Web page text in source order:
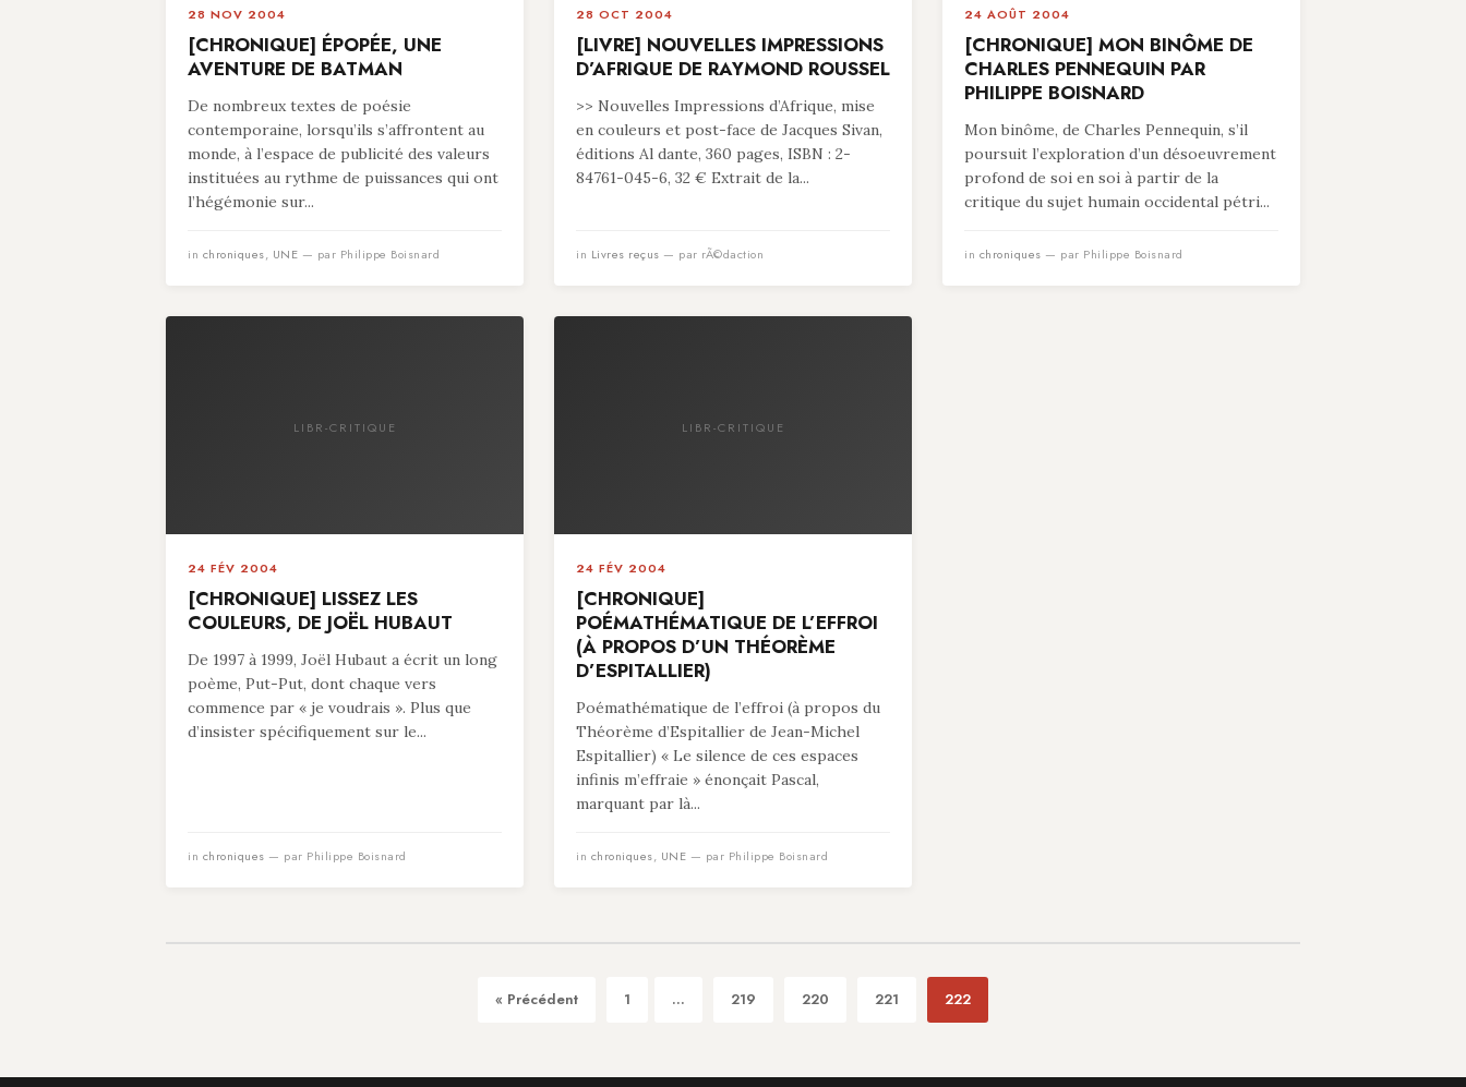
28 NOV 2004
[CHRONIQUE] ÉPOPÉE, UNE
AVENTURE DE BATMAN
De nombreux textes de poésie
contemporaine, lorsqu’ils s’affrontent au
monde, à l’espace de publicité des valeurs
instituées au rythme de puissances qui ont
l’hégémonie sur...
in chroniques, UNE — par Philippe Boisnard
28 OCT 2004
[LIVRE] NOUVELLES IMPRESSIONS
D’AFRIQUE DE RAYMOND ROUSSEL
>> Nouvelles Impressions d’Afrique, mise
en couleurs et post-face de Jacques Sivan,
éditions Al dante, 360 pages, ISBN : 2-
84761-045-6, 32 € Extrait de la...
in Livres reçus — par rÃ©daction
24 AOÛT 2004
[CHRONIQUE] MON BINÔME DE
CHARLES PENNEQUIN PAR
PHILIPPE BOISNARD
Mon binôme, de Charles Pennequin, s’il
poursuit l’exploration d’un désoeuvrement
profond de soi en soi à partir de la
critique du sujet humain occidental pétri...
in chroniques — par Philippe Boisnard
LIBR-CRITIQUE
24 FÉV 2004
[CHRONIQUE] LISSEZ LES
COULEURS, DE JOËL HUBAUT
De 1997 à 1999, Joël Hubaut a écrit un long
poème, Put-Put, dont chaque vers
commence par « je voudrais ». Plus que
d’insister spécifiquement sur le...
in chroniques — par Philippe Boisnard
LIBR-CRITIQUE
24 FÉV 2004
[CHRONIQUE]
POÉMATHÉMATIQUE DE L’EFFROI
(À PROPOS D’UN THÉORÈME
D’ESPITALLIER)
Poémathématique de l’effroi (à propos du
Théorème d’Espitallier de Jean-Michel
Espitallier) « Le silence de ces espaces
infinis m’effraie » énonçait Pascal,
marquant par là...
in chroniques, UNE — par Philippe Boisnard
« Précédent 1 ... 219 220 221 222